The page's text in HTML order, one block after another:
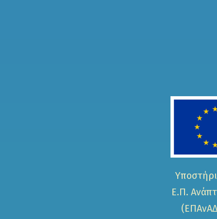
Ε.Π.